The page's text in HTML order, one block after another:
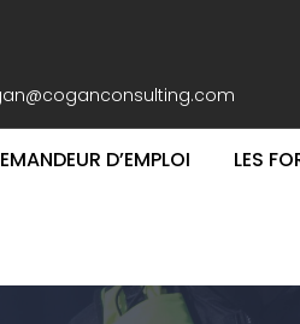
D’EMPLOI LES